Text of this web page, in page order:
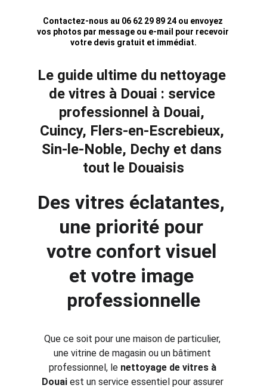
Contactez-nous au 06 62 29 89 24 ou envoyez
vos photos par message ou e-mail pour recevoir
votre devis gratuit et immédiat.
Le guide ultime du nettoyage
de vitres à Douai : service
professionnel à Douai,
Cuincy, Flers-en-Escrebieux,
Sin-le-Noble, Dechy et dans
tout le Douaisis
Des vitres éclatantes,
une priorité pour
votre confort visuel
et votre image
professionnelle
Que ce soit pour une maison de particulier,
une vitrine de magasin ou un bâtiment
professionnel, le nettoyage de vitres à
Douai est un service essentiel pour assurer